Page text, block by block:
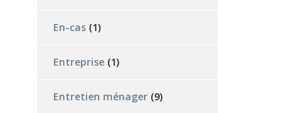
En-cas (1)
Entreprise (1)
Entretien ménager (9)